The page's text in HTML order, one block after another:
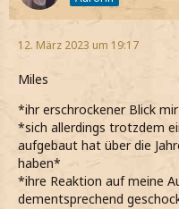
12. März 2023 um 19:17
Miles
*ihr erschrockener Blick
*sich allerdings trotzdem
aufgebaut hat über die
haben*
*ihre Reaktion auf meine
dementsprechend